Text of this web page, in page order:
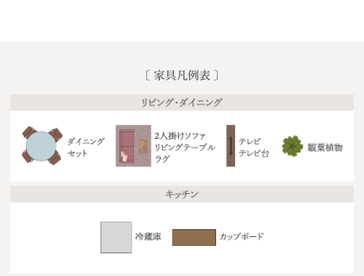
〔 家具凡例表 〕